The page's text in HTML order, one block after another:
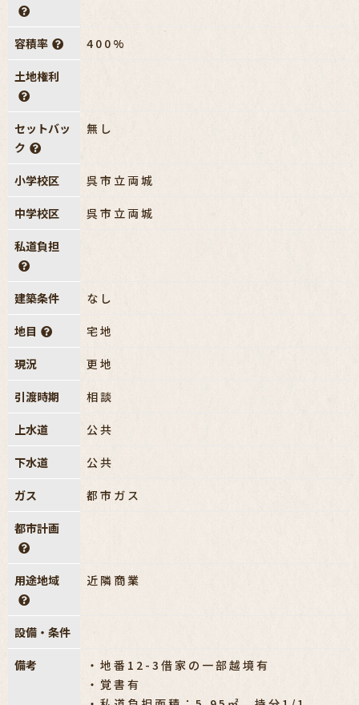
容積率 400%
土地権利
セットバッ
ク
無し
小学校区 呉市立両城
中学校区 呉市立両城
私道負担
建築条件 なし
地目 宅地
現況 更地
引渡時期 相談
上水道 公共
下水道 公共
ガス 都市ガス
都市計画
用途地域 近隣商業
設備・条件
備考
・地番12-3借家の一部越境有
・覚書有